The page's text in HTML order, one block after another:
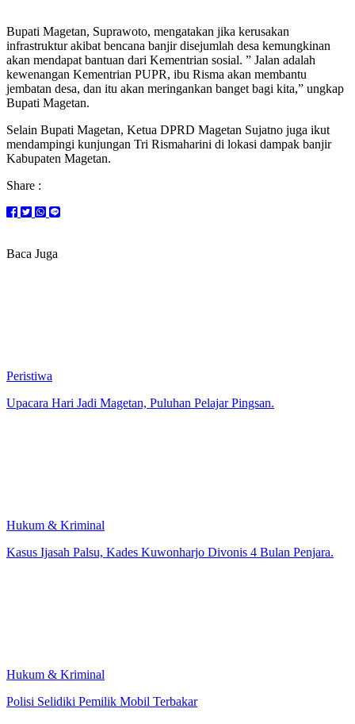
Bupati Magetan, Suprawoto, mengatakan jika kerusakan
infrastruktur akibat bencana banjir disejumlah desa kemungkinan
akan mendapat bantuan dari Kementrian sosial. ” Jalan adalah
kewenangan Kementrian PUPR, ibu Risma akan membantu
jembatan desa, dan itu akan meringankan banget bagi kita,” ungkap
Bupati Magetan.
Selain Bupati Magetan, Ketua DPRD Magetan Sujatno juga ikut
mendampingi kunjungan Tri Rismaharini di lokasi dampak banjir
Kabupaten Magetan.
Share :
Baca Juga
Peristiwa
Upacara Hari Jadi Magetan, Puluhan Pelajar Pingsan.
Hukum & Kriminal
Kasus Ijasah Palsu, Kades Kuwonharjo Divonis 4 Bulan Penjara.
Hukum & Kriminal
Polisi Selidiki Pemilik Mobil Terbakar